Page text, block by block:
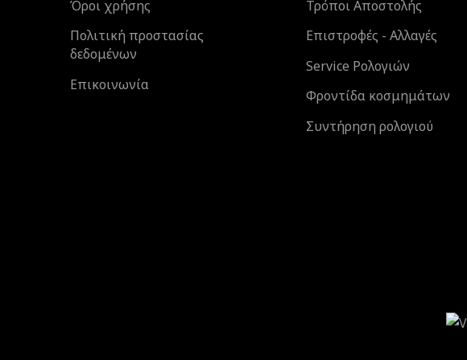
Όροι χρήσης
Πολιτική προστασίας
δεδομένων
Επικοινωνία
Τρόποι Αποστολής
Επιστροφές - Αλλαγές
Service Ρολογιών
Φροντίδα κοσμημάτων
Συντήρηση ρολογιού